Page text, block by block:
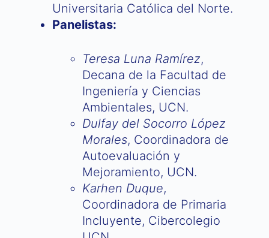
Universitaria Católica del Norte.
Panelistas:
Teresa Luna Ramírez,
Decana de la Facultad de
Ingeniería y Ciencias
Ambientales, UCN.
Dulfay del Socorro López
Morales, Coordinadora de
Autoevaluación y
Mejoramiento, UCN.
Karhen Duque,
Coordinadora de Primaria
Incluyente, Cibercolegio